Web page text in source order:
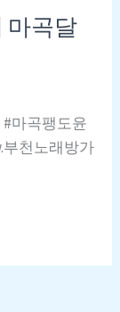
마곡달
마곡팽도윤
부천노래방가